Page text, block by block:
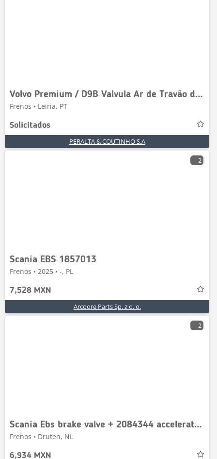
Volvo Premium / D9B Valvula Ar de Travão de Escape
Frenos • Leiria, PT
Solicitados
PERALTA & COUTINHO S.A
2
Scania EBS 1857013
Frenos • 2025 • -, PL
7,528 MXN
Arcoore Parts Sp. z o. o.
2
Scania Ebs brake valve + 2084344 accelerator pedal
Frenos • Druten, NL
6,934 MXN